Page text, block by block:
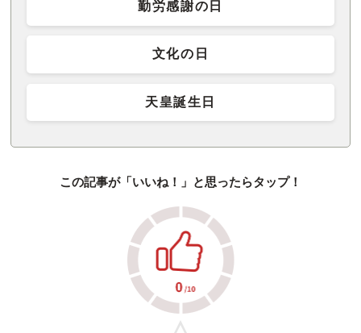
勤労感謝の日
文化の日
天皇誕生日
この記事が「いいね！」と思ったらタップ！